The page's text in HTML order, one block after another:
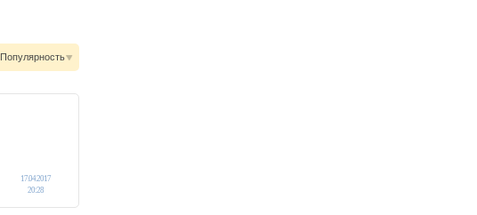
Популярность
17.04.2017
20:28